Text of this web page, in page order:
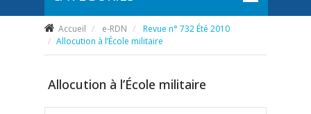
Accueil e-RDN
Revue n° 732 Été 2010
Allocution à l’École militaire
Allocution à l’École militaire